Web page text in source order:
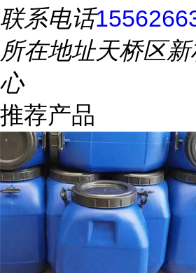
联系电话
所在地址天桥区
心
推荐产品